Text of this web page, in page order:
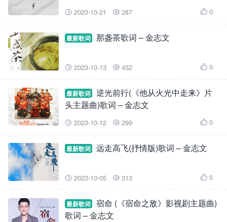
 2023-10-21  287  0
最新歌词 那盏茶歌词 – 金志文
 2023-10-13  452  0
最新歌词
逆光前行(《他从火光中走来》片
头主题曲)歌词 – 金志文
 2023-10-12  299  0
最新歌词 远走高飞(抒情版)歌词 – 金志文
 2023-10-05  313  0
最新歌词
宿命 (《宿命之敌》影视剧主题曲)
歌词 – 金志文